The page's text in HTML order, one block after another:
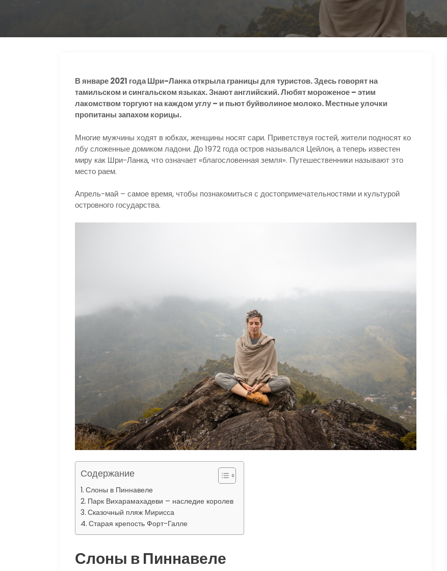
В январе 2021 года Шри-Ланка открыла границы для туристов. Здесь говорят на
тамильском и сингальском языках. Знают английский. Любят мороженое – этим
лакомством торгуют на каждом углу – и пьют буйволиное молоко. Местные улочки
пропитаны запахом корицы.
Многие мужчины ходят в юбках, женщины носят сари. Приветствуя гостей, жители подносят ко
лбу сложенные домиком ладони. До 1972 года остров назывался Цейлон, а теперь известен
миру как Шри-Ланка, что означает «благословенная земля». Путешественники называют это
место раем.
Апрель-май – самое время, чтобы познакомиться с достопримечательностями и культурой
островного государства.
Содержание
Слоны в Пиннавеле
Парк Вихарамахадеви – наследие королев
Сказочный пляж Мирисса
Старая крепость Форт-Галле
Слоны в Пиннавеле